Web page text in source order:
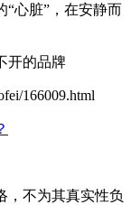
“心脏”，在安静而
开的品牌
166009.html
，不为其真实性负